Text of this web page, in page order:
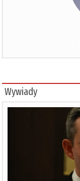
Wywiady